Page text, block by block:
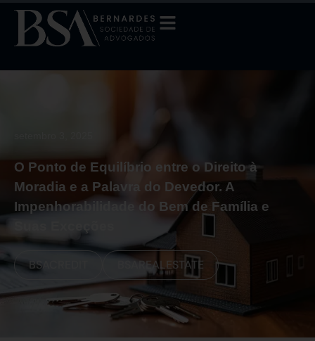
O Ponto de Equilíbrio entre o Direito à
Moradia e a Palavra do Devedor. A
Impenhorabilidade do Bem de Família e
BSACREDIT BSAREALESTATE